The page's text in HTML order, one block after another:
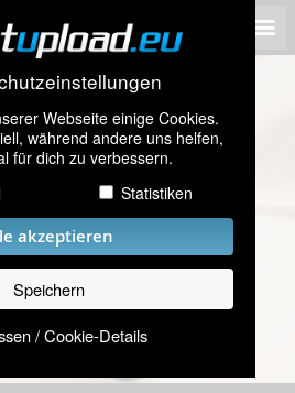
Webseite einige Cookies.
während andere uns helfen,
für dich zu verbessern.
Statistiken
akzeptieren
Speichern
/ Cookie-Details